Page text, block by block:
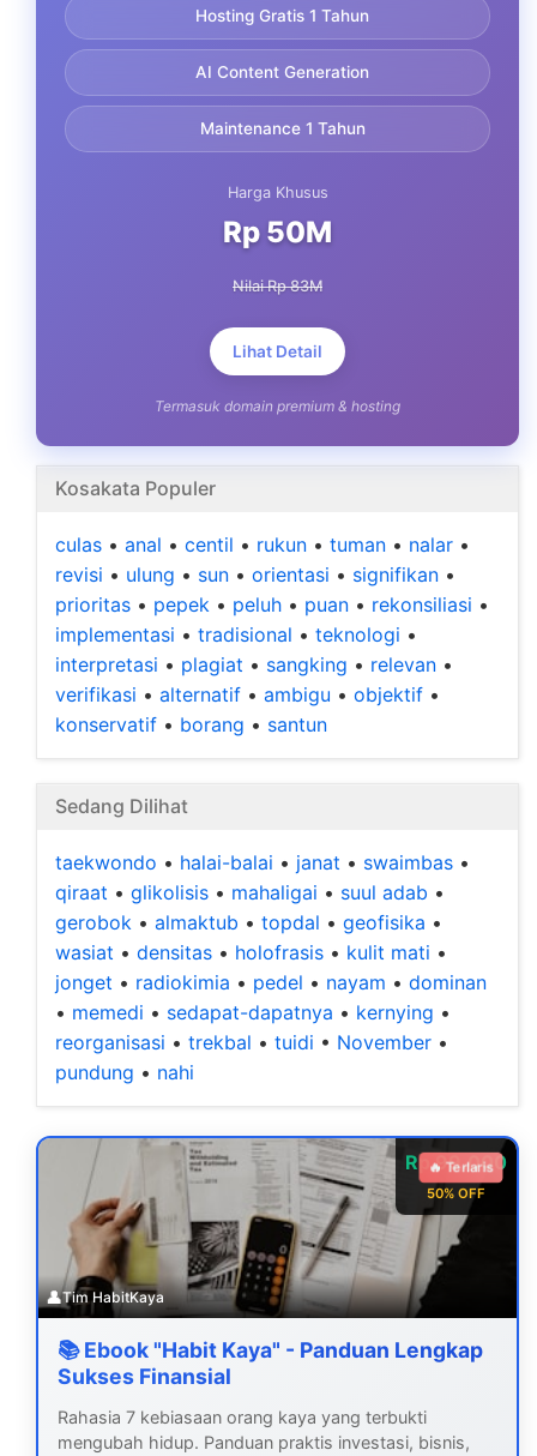
Hosting Gratis 1 Tahun
AI Content Generation
Maintenance 1 Tahun
Harga Khusus
Rp 50M
Nilai Rp 83M
Lihat Detail
Termasuk domain premium & hosting
Kosakata Populer
culas • anal • centil • rukun • tuman • nalar •
revisi • ulung • sun • orientasi • signifikan •
prioritas • pepek • peluh • puan • rekonsiliasi •
implementasi • tradisional • teknologi •
interpretasi • plagiat • sangking • relevan •
verifikasi • alternatif • ambigu • objektif •
konservatif • borang • santun
Sedang Dilihat
taekwondo • halai-balai • janat • swaimbas •
qiraat • glikolisis • mahaligai • suul adab •
gerobok • almaktub • topdal • geofisika •
wasiat • densitas • holofrasis • kulit mati •
jonget • radiokimia • pedel • nayam • dominan
• memedi • sedapat-dapatnya • kernying •
reorganisasi • trekbal • tuidi • November •
pundung • nahi
Rp 99.000
50% OFF
🔥 Terlaris
👤Tim HabitKaya
📚 Ebook "Habit Kaya" - Panduan Lengkap
Sukses Finansial
Rahasia 7 kebiasaan orang kaya yang terbukti
mengubah hidup. Panduan praktis investasi, bisnis,